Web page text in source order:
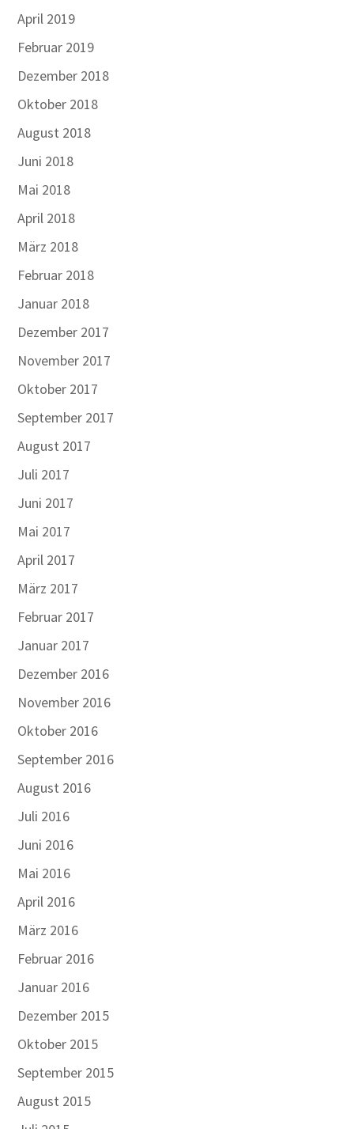
April 2019
Februar 2019
Dezember 2018
Oktober 2018
August 2018
Juni 2018
Mai 2018
April 2018
März 2018
Februar 2018
Januar 2018
Dezember 2017
November 2017
Oktober 2017
September 2017
August 2017
Juli 2017
Juni 2017
Mai 2017
April 2017
März 2017
Februar 2017
Januar 2017
Dezember 2016
November 2016
Oktober 2016
September 2016
August 2016
Juli 2016
Juni 2016
Mai 2016
April 2016
März 2016
Februar 2016
Januar 2016
Dezember 2015
Oktober 2015
September 2015
August 2015